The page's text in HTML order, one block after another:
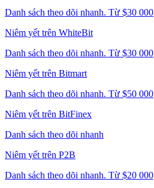
Danh sách theo dõi nhanh. Từ $30 000
Niêm yết trên WhiteBit
Danh sách theo dõi nhanh. Từ $30 000
Niêm yết trên Bitmart
Danh sách theo dõi nhanh. Từ $50 000
Niêm yết trên BitFinex
Danh sách theo dõi nhanh
Niêm yết trên P2B
Danh sách theo dõi nhanh. Từ $20 000